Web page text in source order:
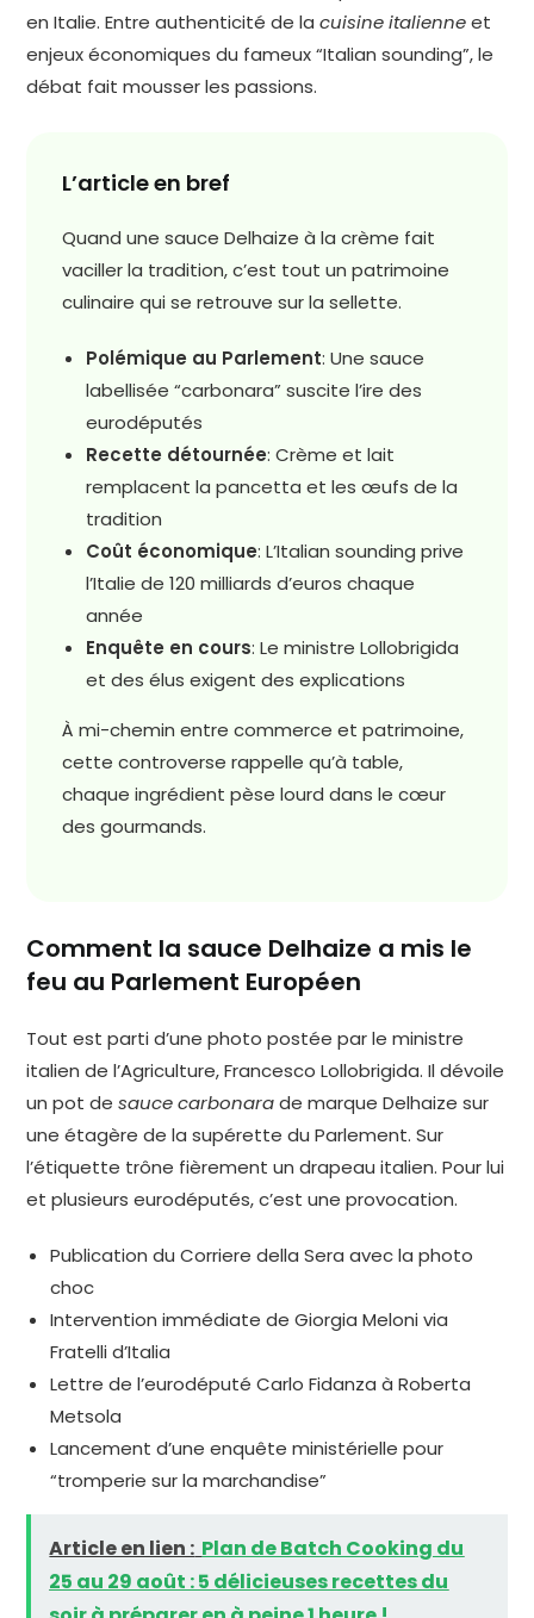
en Italie. Entre authenticité de lacuisine italienneet
enjeux économiques du fameux “Italian sounding”, le
débat fait mousser les passions.
L’article en bref
Quand une sauce Delhaize à la crème fait
vaciller la tradition, c’est tout un patrimoine
culinaire qui se retrouve sur la sellette.
Polémique au Parlement: Une sauce
labellisée “carbonara” suscite l’ire des
eurodéputés
Recette détournée: Crème et lait
remplacent la pancetta et les œufs de la
tradition
Coût économique: L’Italian sounding prive
l’Italie de 120 milliards d’euros chaque
année
Enquête en cours: Le ministre Lollobrigida
et des élus exigent des explications
À mi-chemin entre commerce et patrimoine,
cette controverse rappelle qu’à table,
chaque ingrédient pèse lourd dans le cœur
des gourmands.
Comment la sauce Delhaize a mis le
feu au Parlement Européen
Tout est parti d’une photo postée par le ministre
italien de l’Agriculture, Francesco Lollobrigida. Il dévoile
un pot desauce carbonarade marque Delhaize sur
une étagère de la supérette du Parlement. Sur
l’étiquette trône fièrement un drapeau italien. Pour lui
et plusieurs eurodéputés, c’est une provocation.
Publication du Corriere della Sera avec la photo
choc
Intervention immédiate de Giorgia Meloni via
Fratelli d’Italia
Lettre de l’eurodéputé Carlo Fidanza à Roberta
Metsola
Lancement d’une enquête ministérielle pour
“tromperie sur la marchandise”
Article en lien : Plan de Batch Cooking du
25 au 29 août : 5 délicieuses recettes du